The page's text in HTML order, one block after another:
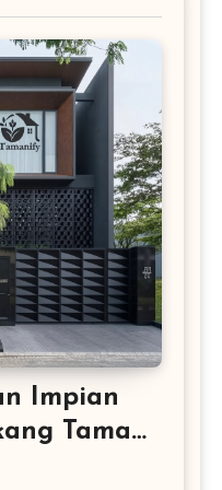
Impian
Taman